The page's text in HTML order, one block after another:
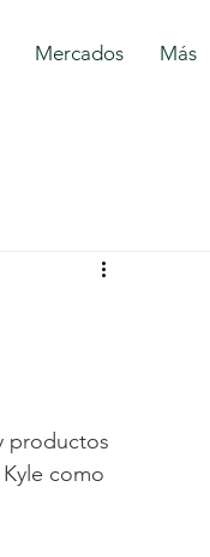
Mercados Más
productos
como